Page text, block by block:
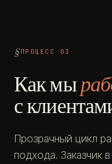
ПРОЦЕСС 03
Как мы
с
Прозрачный цикл
подхода. Заказчик